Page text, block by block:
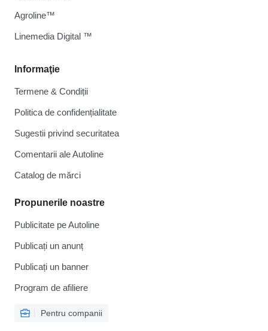
Informaţie
Termene & Condiții
Politica de confidențialitate
Sugestii privind securitatea
Comentarii ale Autoline
Catalog de mărcі
Propunerile noastre
Publicitate pe Autoline
Publicați un anunț
Publicați un banner
Program de afiliere
Pentru companii
Agroline™
Linemedia Digital ™